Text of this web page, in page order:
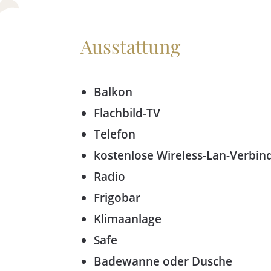
Ausstattung
Balkon
Flachbild-TV
Telefon
kostenlose Wireless-Lan-
Radio
Frigobar
Klimaanlage
Safe
Badewanne oder Dusche